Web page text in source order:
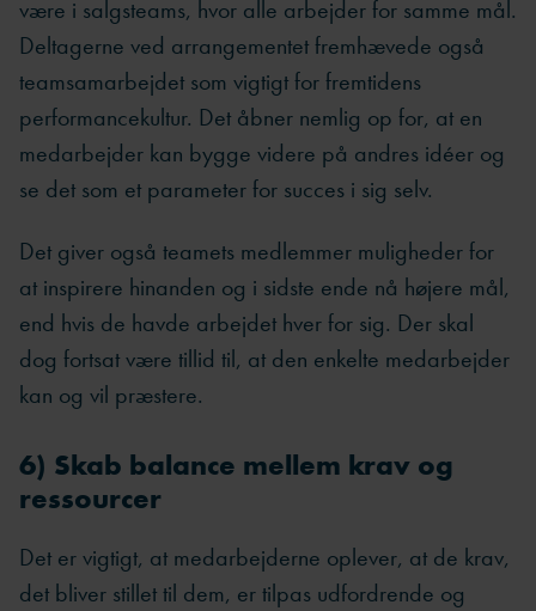
være i salgsteams, hvor alle arbejder for samme mål.
Deltagerne ved arrangementet fremhævede også
teamsamarbejdet som vigtigt for fremtidens
performancekultur. Det åbner nemlig op for, at en
medarbejder kan bygge videre på andres idéer og
se det som et parameter for succes i sig selv.
Det giver også teamets medlemmer muligheder for
at inspirere hinanden og i sidste ende nå højere mål,
end hvis de havde arbejdet hver for sig. Der skal
dog fortsat være tillid til, at den enkelte medarbejder
kan og vil præstere.
6) Skab balance mellem krav og
ressourcer
Det er vigtigt, at medarbejderne oplever, at de krav,
det bliver stillet til dem, er tilpas udfordrende og